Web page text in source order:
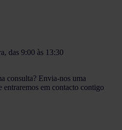
das 9:00 às 13:30
consulta? Envia-nos uma
entraremos em contacto contigo